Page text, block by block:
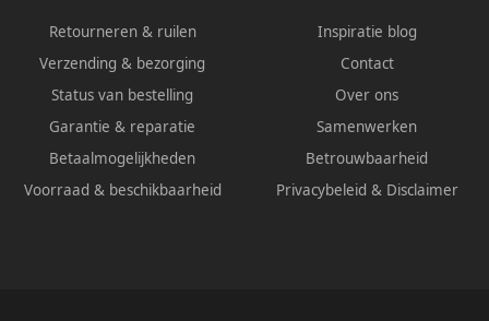
Retourneren & ruilen
Verzending & bezorging
Status van bestelling
Garantie & reparatie
Betaalmogelijkheden
Voorraad & beschikbaarheid
Inspiratie blog
Contact
Over ons
Samenwerken
Betrouwbaarheid
Privacybeleid & Disclaimer